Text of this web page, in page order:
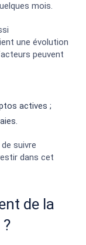
mois.
une évolution
peuvent
actives ;
suivre
dans cet
de la